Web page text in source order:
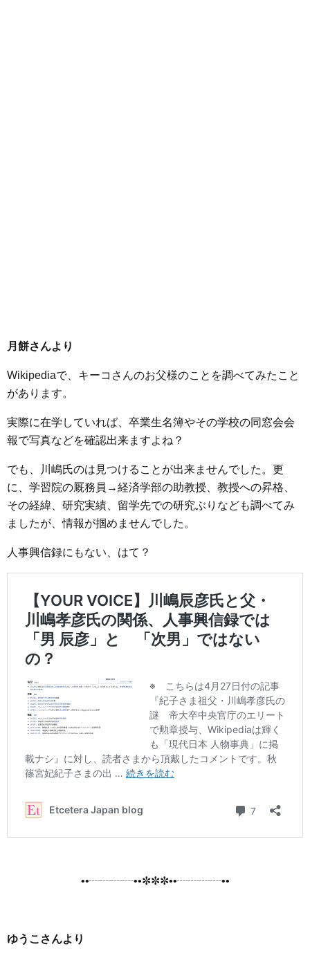
月餅さんより
Wikipediaで、キーコさんのお父様のことを調べてみたこと
があります。
実際に在学していれば、卒業生名簿やその学校の同窓会会
報で写真などを確認出来ますよね？
でも、川嶋氏のは見つけることが出来ませんでした。更
に、学習院の厩務員→経済学部の助教授、教授への昇格、
その経緯、研究実績、留学先での研究ぶりなども調べてみ
ましたが、情報が掴めませんでした。
人事興信録にもない、はて？
••┈┈┈┈••✼✼✼••┈┈┈┈••
ゆうこさんより